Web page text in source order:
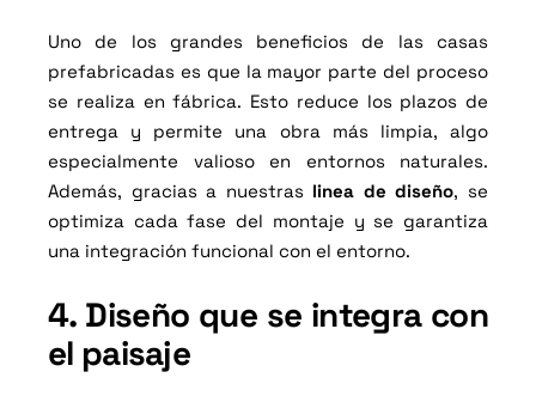
Uno de los grandes beneficios de las casas
prefabricadas es que la mayor parte del proceso
se realiza en fábrica. Esto reduce los plazos de
entrega y permite una obra más limpia, algo
especialmente valioso en entornos naturales.
Además, gracias a nuestras linea de diseño, se
optimiza cada fase del montaje y se garantiza
una integración funcional con el entorno.
4. Diseño que se integra con
el paisaje